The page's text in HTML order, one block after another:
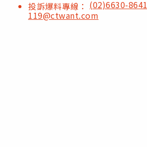
投訴爆料專線： (02)6630-8641
119@ctwant.com